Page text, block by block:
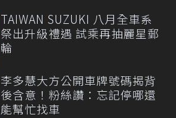
TAIWAN SUZUKI 八月全車系
祭出升級禮遇 試乘再抽麗星郵
輪
李多慧大方公開車牌號碼揭背
後含意！粉絲讚：忘記停哪還
能幫忙找車